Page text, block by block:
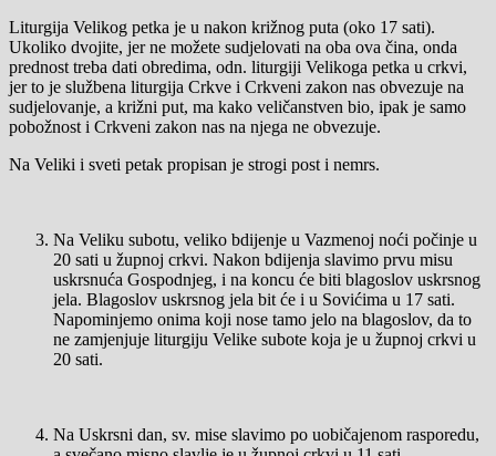
Liturgija Velikog petka je u nakon križnog puta (oko 17 sati).
Ukoliko dvojite, jer ne možete sudjelovati na oba ova čina, onda
prednost treba dati obredima, odn. liturgiji Velikoga petka u crkvi,
jer to je službena liturgija Crkve i Crkveni zakon nas obvezuje na
sudjelovanje, a križni put, ma kako veličanstven bio, ipak je samo
pobožnost i Crkveni zakon nas na njega ne obvezuje.
Na Veliki i sveti petak propisan je strogi post i nemrs.
Na Veliku subotu, veliko bdijenje u Vazmenoj noći počinje u
20 sati u župnoj crkvi. Nakon bdijenja slavimo prvu misu
uskrsnuća Gospodnjeg, i na koncu će biti blagoslov uskrsnog
jela. Blagoslov uskrsnog jela bit će i u Sovićima u 17 sati.
Napominjemo onima koji nose tamo jelo na blagoslov, da to
ne zamjenjuje liturgiju Velike subote koja je u župnoj crkvi u
20 sati.
Na Uskrsni dan, sv. mise slavimo po uobičajenom rasporedu,